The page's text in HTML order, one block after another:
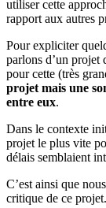
utiliser cette
rapport aux autres
Pour expliciter
parlons d’un projet
pour cette (très
projet mais une
entre eux.
Dans le contexte
projet le plus vite
délais semblaient
C’est ainsi que
critique de ce